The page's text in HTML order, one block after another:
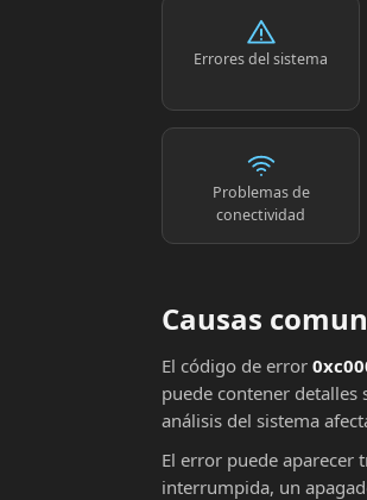
Errores del sistema
Problemas de
conectividad
Causas
El código de error
puede contener
análisis del sistema
El error puede aparecer
interrumpida, un